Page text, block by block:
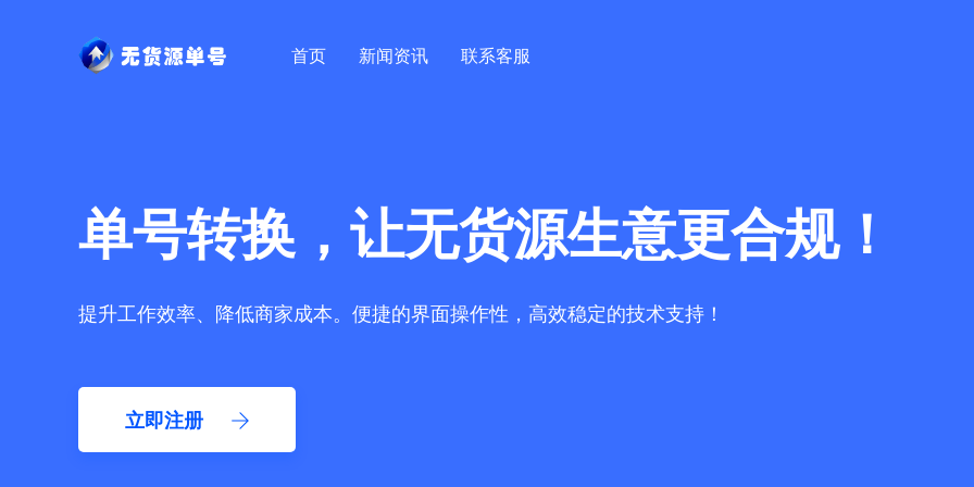
首页 新闻资讯 联系客服
单号转换，让无货源生意更合规！
提升工作效率、降低商家成本。便捷的界面操作性，高效稳定的技术支持！
立即注册